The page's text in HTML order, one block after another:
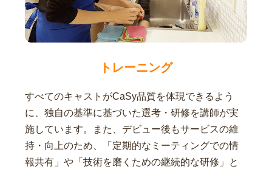
トレーニング
すべてのキャストがCaSy品質を体現できるよう
に、独自の基準に基づいた選考・研修を講師が実
施しています。また、デビュー後もサービスの維
持・向上のため、「定期的なミーティングでの情
報共有」や「技術を磨くための継続的な研修」と